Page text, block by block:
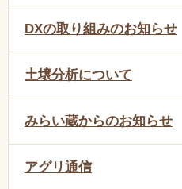
DXの取り組みのお知らせ
土壌分析について
みらい蔵からのお知らせ
アグリ通信